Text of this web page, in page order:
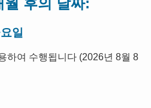
일
하여 수행됩니다 (2026년 8월 8